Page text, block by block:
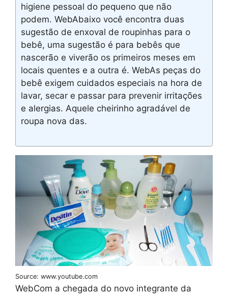
higiene pessoal do pequeno que não
podem. WebAbaixo você encontra duas
sugestão de enxoval de roupinhas para o
bebê, uma sugestão é para bebês que
nascerão e viverão os primeiros meses em
locais quentes e a outra é. WebAs peças do
bebê exigem cuidados especiais na hora de
lavar, secar e passar para prevenir irritações
e alergias. Aquele cheirinho agradável de
roupa nova das.
Source: www.youtube.com
WebCom a chegada do novo integrante da